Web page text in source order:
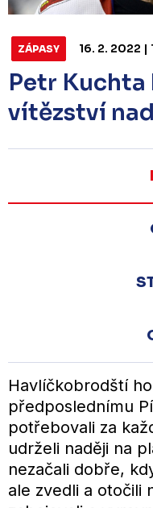
ZÁPASY 16. 2. 2022 |
Petr
vítězství
Havlíčkobrodští
předposlednímu
potřebovali za
udrželi naději na
nezačali dobře,
ale zvedli a otočili